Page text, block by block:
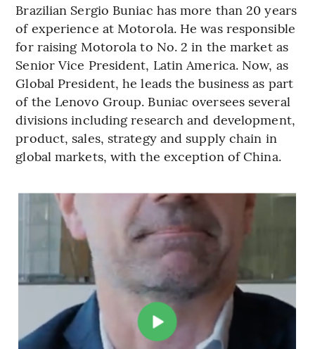
Brazilian Sergio Buniac has more than 20 years
of experience at Motorola. He was responsible
for raising Motorola to No. 2 in the market as
Senior Vice President, Latin America. Now, as
Global President, he leads the business as part
of the Lenovo Group. Buniac oversees several
divisions including research and development,
product, sales, strategy and supply chain in
global markets, with the exception of China.